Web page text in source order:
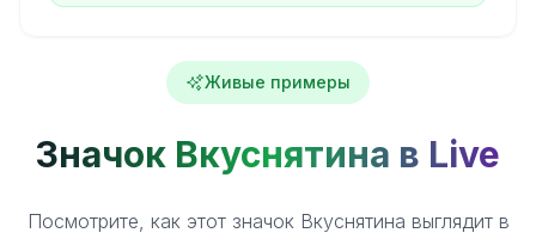
Живые примеры
Значок Вкуснятина в Live
Посмотрите, как этот значок Вкуснятина выглядит в